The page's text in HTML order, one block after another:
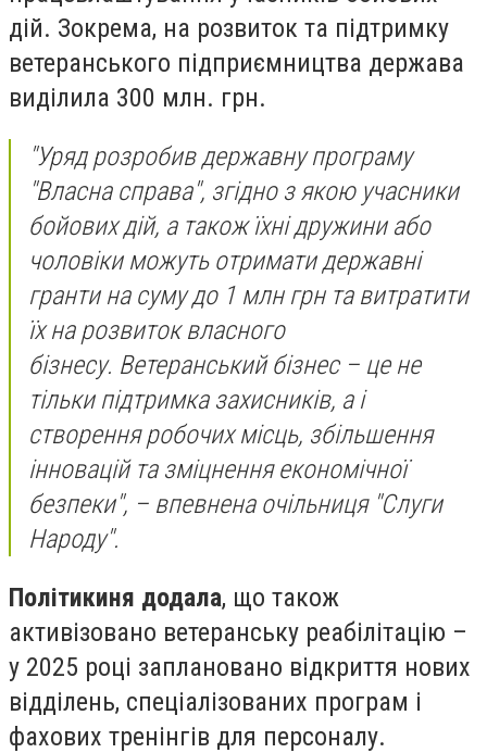
дій. Зокрема, на розвиток та підтримку
ветеранського підприємництва держава
виділила 300 млн. грн.
"Уряд розробив державну програму
"Власна справа", згідно з якою учасники
бойових дій, а також їхні дружини або
чоловіки можуть отримати державні
гранти на суму до 1 млн грн та витратити
їх на розвиток власного
бізнесу. Ветеранський бізнес – це не
тільки підтримка захисників, а і
створення робочих місць, збільшення
інновацій та зміцнення економічної
безпеки", – впевнена очільниця "Слуги
Народу".
Політикиня додала, що також
активізовано ветеранську реабілітацію –
у 2025 році заплановано відкриття нових
відділень, спеціалізованих програм і
фахових тренінгів для персоналу.